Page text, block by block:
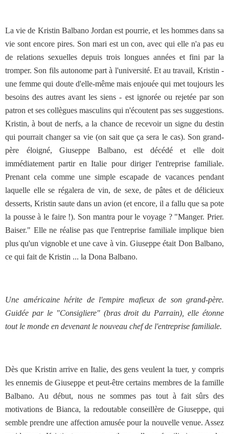
La vie de Kristin Balbano Jordan est pourrie, et les hommes dans sa
vie sont encore pires. Son mari est un con, avec qui elle n'a pas eu
de relations sexuelles depuis trois longues années et fini par la
tromper. Son fils autonome part à l'université. Et au travail, Kristin -
une femme qui doute d'elle-même mais enjouée qui met toujours les
besoins des autres avant les siens - est ignorée ou rejetée par son
patron et ses collègues masculins qui n'écoutent pas ses suggestions.
Kristin, à bout de nerfs, a la chance de recevoir un signe du destin
qui pourrait changer sa vie (on sait que ça sera le cas). Son grand-
père éloigné, Giuseppe Balbano, est décédé et elle doit
immédiatement partir en Italie pour diriger l'entreprise familiale.
Prenant cela comme une simple escapade de vacances pendant
laquelle elle se régalera de vin, de sexe, de pâtes et de délicieux
desserts, Kristin saute dans un avion (et encore, il a fallu que sa pote
la pousse à le faire !). Son mantra pour le voyage ? "Manger. Prier.
Baiser." Elle ne réalise pas que l'entreprise familiale implique bien
plus qu'un vignoble et une cave à vin. Giuseppe était Don Balbano,
ce qui fait de Kristin ... la Dona Balbano.
Une américaine hérite de l'empire mafieux de son grand-père.
Guidée par le "Consigliere" (bras droit du Parrain), elle étonne
tout le monde en devenant le nouveau chef de l'entreprise familiale.
Dès que Kristin arrive en Italie, des gens veulent la tuer, y compris
les ennemis de Giuseppe et peut-être certains membres de la famille
Balbano. Au début, nous ne sommes pas tout à fait sûrs des
motivations de Bianca, la redoutable conseillère de Giuseppe, qui
semble prendre une affection amusée pour la nouvelle venue. Assez